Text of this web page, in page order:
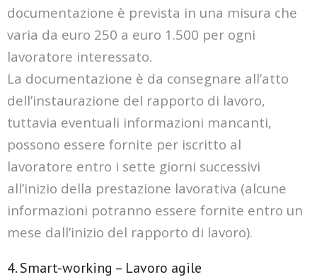
documentazione è prevista in una misura che
varia da euro 250 a euro 1.500 per ogni
lavoratore interessato.
La documentazione è da consegnare all’atto
dell’instaurazione del rapporto di lavoro,
tuttavia eventuali informazioni mancanti,
possono essere fornite per iscritto al
lavoratore entro i sette giorni successivi
all’inizio della prestazione lavorativa (alcune
informazioni potranno essere fornite entro un
mese dall’inizio del rapporto di lavoro).
4. Smart-working – Lavoro agile